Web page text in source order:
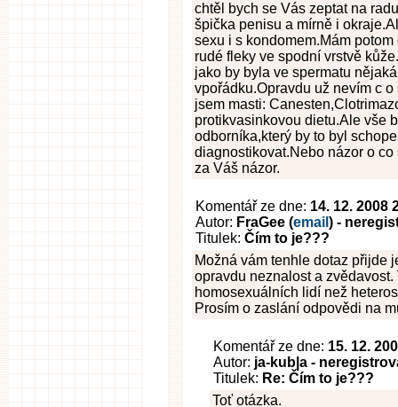
chtěl bych se Vás zeptat na
špička penisu a mírně i
sexu i s kondomem.Mám
rudé fleky ve spodní vrstvě
jako by byla ve spermatu
vpořádku.Opravdu už nevím c
jsem masti:
protikvasinkovou dietu.Ale vše
odborníka,který by to byl
diagnostikovat.Nebo názor o
za Váš názor.
Komentář ze dne: 14. 12. 2008
Autor: FraGee (email ) -
Titulek: Čím to je???
Možná vám tenhle dotaz přijde
opravdu neznalost a
homosexuálních lidí než
Prosím o zaslání odpovědi na
Komentář ze dne: 15. 12.
Autor: ja-kub|a -
Titulek: Re: Čím to je???
Toť otázka.